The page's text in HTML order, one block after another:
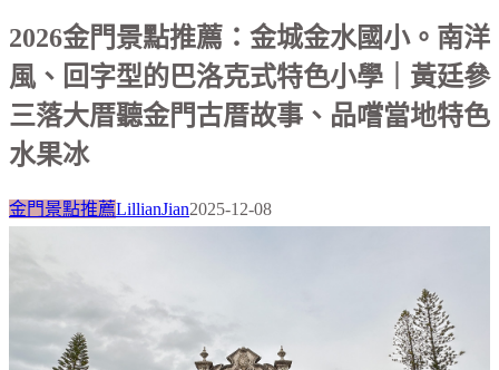
2026金門景點推薦：金城金水國小。南洋
風、回字型的巴洛克式特色小學｜黃廷參
三落大厝聽金門古厝故事、品嚐當地特色
水果冰
金門景點推薦LillianJian2025-12-08